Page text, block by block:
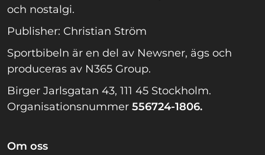
och nostalgi.
Publisher: Christian Ström
Sportbibeln är en del av Newsner, ägs och
produceras av N365 Group.
Birger Jarlsgatan 43, 111 45 Stockholm.
Organisationsnummer 556724-1806.
Om oss